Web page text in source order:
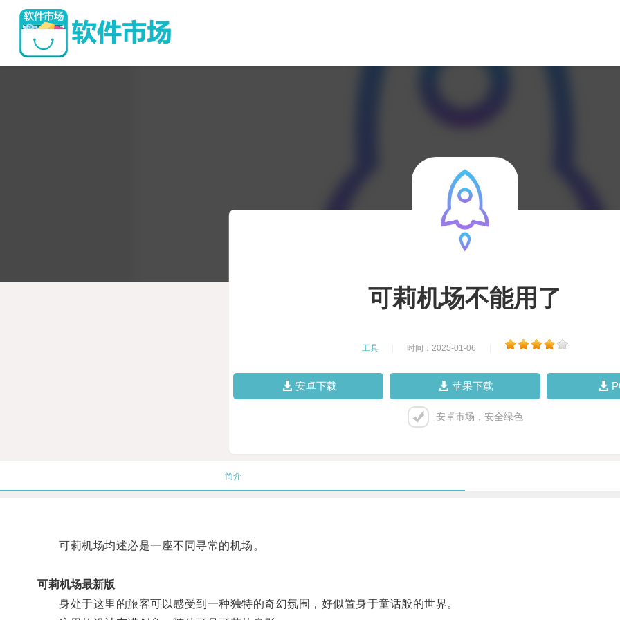
可莉机场不能用了
工具 时间：2025-01-06
安卓下载 苹果下载
安卓市场，安全绿色
简介
可莉机场均述必是一座不同寻常的机场。
可莉机场最新版
身处于这里的旅客可以感受到一种独特的奇幻氛围，好似置身于童话般的世界。